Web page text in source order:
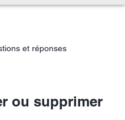
et réponses
ou supprimer